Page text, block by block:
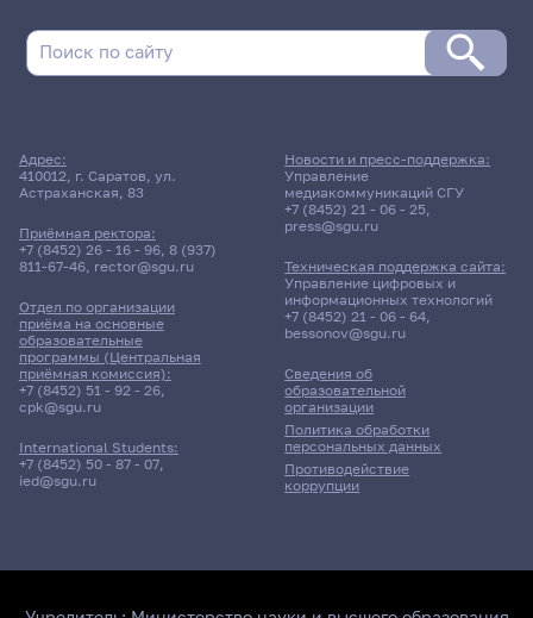
Адрес:
410012, г. Саратов, ул.
Астраханская, 83
Приёмная ректора:
+7 (8452) 26 - 16 - 96, 8 (937)
811-67-46, rector@sgu.ru
Отдел по организации
приёма на основные
образовательные
программы (Центральная
приёмная комиссия):
+7 (8452) 51 - 92 - 26,
cpk@sgu.ru
International Students:
+7 (8452) 50 - 87 - 07,
ied@sgu.ru
Сведения об
образовательной
организации
Политика обработки
персональных данных
Противодействие
коррупции
Новости и пресс-поддержка:
Управление
медиакоммуникаций СГУ
+7 (8452) 21 - 06 - 25,
press@sgu.ru
Техническая поддержка сайта:
Управление цифровых и
информационных технологий
+7 (8452) 21 - 06 - 64,
bessonov@sgu.ru